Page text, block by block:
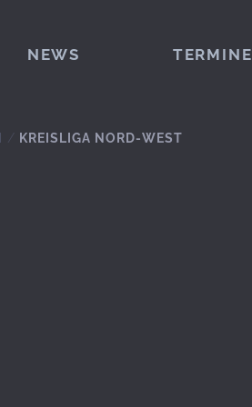
NEWS TERMINE
KREISLIGA NORD-WEST